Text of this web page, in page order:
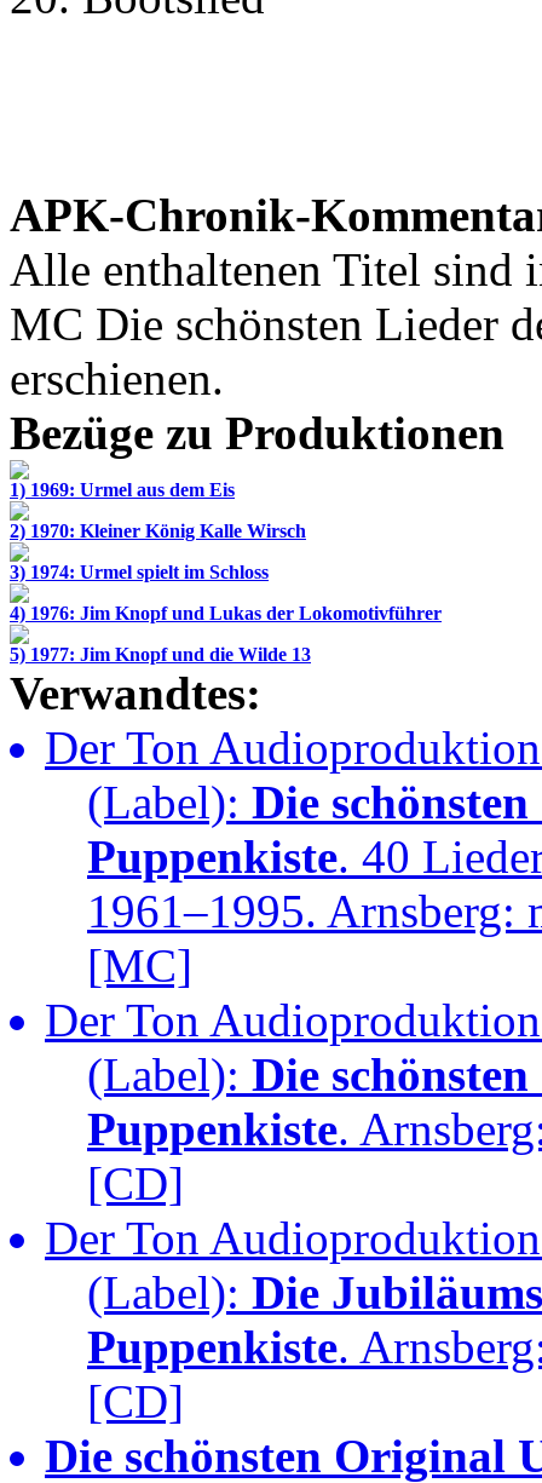
APK-Chronik-
Alle enthaltenen Titel sind
MC Die schönsten Lieder
erschienen.
Bezüge zu Produktionen
1) 1969: Urmel aus dem Eis
2) 1970: Kleiner König Kalle Wirsch
3) 1974: Urmel spielt im Schloss
4) 1976: Jim Knopf und Lukas der Lokomotivführer
5) 1977: Jim Knopf und die Wilde 13
Verwandtes:
Der Ton
(Label): Die
Puppenkiste. 40
1961–1995. Arnsberg:
[MC]
Der Ton
(Label): Die
Puppenkiste.
[CD]
Der Ton
(Label): Die
Puppenkiste.
[CD]
Die schönsten Original